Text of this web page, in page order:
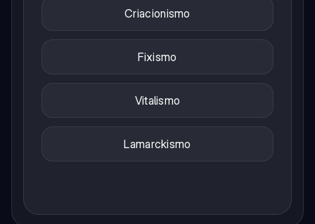
Criacionismo
Fixismo
Vitalismo
Lamarckismo